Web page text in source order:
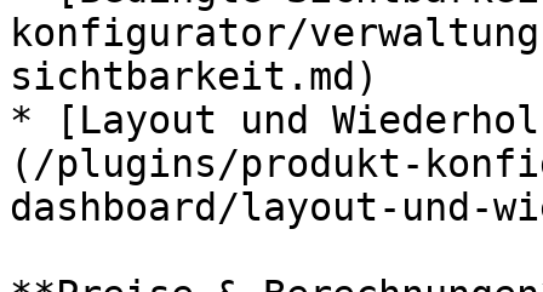
konfigurator/
sichtbarkeit.md)
* [Layout und
(/plugins/produkt-
dashboard/layout-und-